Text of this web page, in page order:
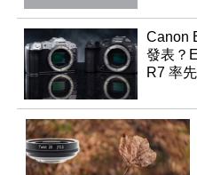
Canon
發表？
R7 率